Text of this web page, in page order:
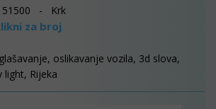
51500 - Krk
za broj
oslikavanje vozila, 3d slova,
light, Rijeka